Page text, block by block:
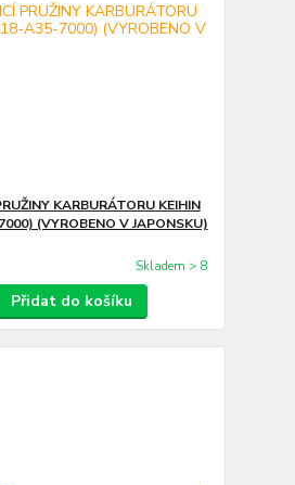
KARBURÁTORU KEIHIN
(VYROBENO V JAPONSKU)
Skladem > 8
Přidat do košíku